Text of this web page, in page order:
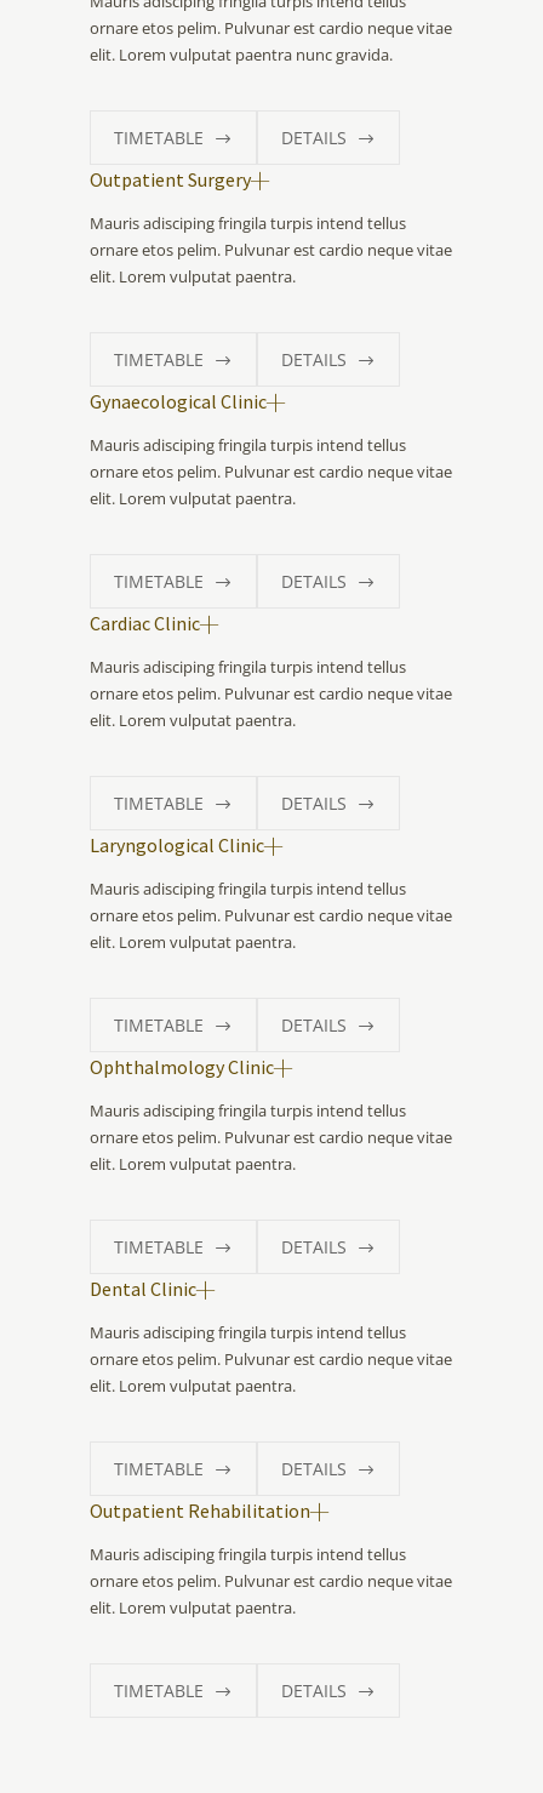
ornare etos pelim. Pulvunar est cardio neque vitae
elit. Lorem vulputat paentra nunc gravida.
TIMETABLE DETAILS
Outpatient Surgery
Mauris adisciping fringila turpis intend tellus
ornare etos pelim. Pulvunar est cardio neque vitae
elit. Lorem vulputat paentra.
TIMETABLE DETAILS
Gynaecological Clinic
Mauris adisciping fringila turpis intend tellus
ornare etos pelim. Pulvunar est cardio neque vitae
elit. Lorem vulputat paentra.
TIMETABLE DETAILS
Cardiac Clinic
Mauris adisciping fringila turpis intend tellus
ornare etos pelim. Pulvunar est cardio neque vitae
elit. Lorem vulputat paentra.
TIMETABLE DETAILS
Laryngological Clinic
Mauris adisciping fringila turpis intend tellus
ornare etos pelim. Pulvunar est cardio neque vitae
elit. Lorem vulputat paentra.
TIMETABLE DETAILS
Ophthalmology Clinic
Mauris adisciping fringila turpis intend tellus
ornare etos pelim. Pulvunar est cardio neque vitae
elit. Lorem vulputat paentra.
TIMETABLE DETAILS
Dental Clinic
Mauris adisciping fringila turpis intend tellus
ornare etos pelim. Pulvunar est cardio neque vitae
elit. Lorem vulputat paentra.
TIMETABLE DETAILS
Outpatient Rehabilitation
Mauris adisciping fringila turpis intend tellus
ornare etos pelim. Pulvunar est cardio neque vitae
elit. Lorem vulputat paentra.
TIMETABLE DETAILS